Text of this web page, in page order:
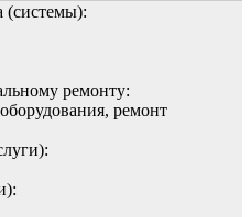
(системы):
ремонту:
ремонт